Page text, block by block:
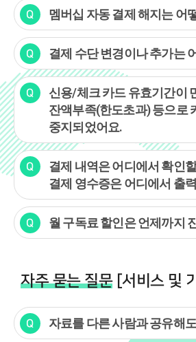
멤버십 자동 결제 해지는 어
결제 수단 변경이나 추가는
신용/체크 카드 유효기간이
잔액부족(한도초과) 등으로
중지되었어요.
결제 내역은 어디에서 확인
결제 영수증은 어디에서 출
월 구독료 할인은 언제까지
자주 묻는 질문[서비스 및
자료를 다른 사람과 공유해